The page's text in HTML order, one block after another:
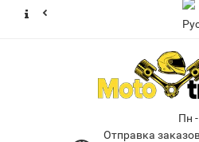
Пн
Отправка